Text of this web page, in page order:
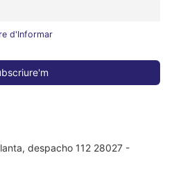
d'Informar
despacho 112 28027 -